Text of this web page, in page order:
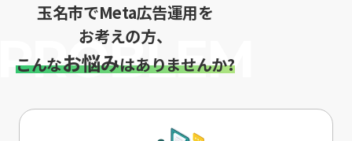
玉名市でMeta広告運用を
お考えの方、
こんなお悩みはありませんか?